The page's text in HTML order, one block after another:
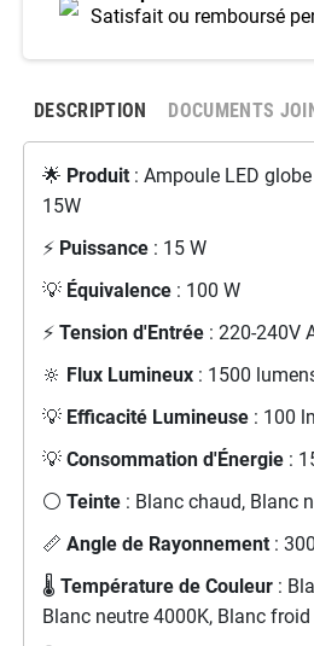
Satisfait ou remboursé
DESCRIPTION DOCUMENTS
🌟 Produit: Ampoule LED
15W
⚡ Puissance: 15 W
💡 Équivalence: 100 W
⚡ Tension d'Entrée: 220-240V
🔆 Flux Lumineux: 1500
💡 Efficacité Lumineuse: 100
💡 Consommation d'Énergie:
⚪ Teinte: Blanc chaud, Blanc
📏 Angle de Rayonnement:
🌡️ Température de Couleur:
Blanc neutre 4000K, Blanc